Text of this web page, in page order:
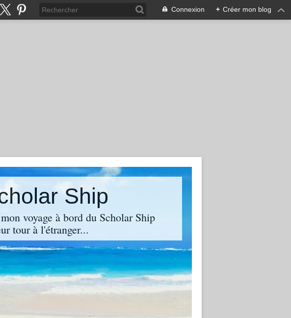
Connexion + Créer mon blog
Ship
voyage à bord du Scholar Ship
tour à l'étranger...